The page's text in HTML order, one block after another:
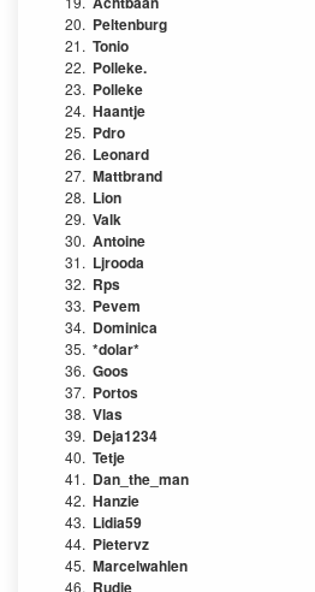
20. Peltenburg
21. Tonio
22. Polleke.
23. Polleke
24. Haantje
25. Pdro
26. Leonard
27. Mattbrand
28. Lion
29. Valk
30. Antoine
31. Ljrooda
32. Rps
33. Pevem
34. Dominica
35. *dolar*
36. Goos
37. Portos
38. Vlas
39. Deja1234
40. Tetje
41. Dan_the_man
42. Hanzie
43. Lidia59
44. Pietervz
45. Marcelwahlen
46. Rudie